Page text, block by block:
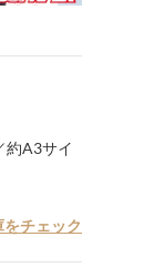
約A3サイ
チェック